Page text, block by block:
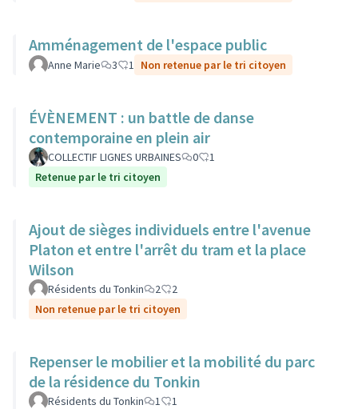
Amménagement de l'espace public
Anne Marie 3 1 Non retenue par le tri citoyen
ÉVÈNEMENT : un battle de danse
contemporaine en plein air
COLLECTIF LIGNES URBAINES 0
1
Retenue par le tri citoyen
Ajout de sièges individuels entre l'avenue
Platon et entre l'arrêt du tram et la place
Wilson
Résidents du Tonkin 2
2
Non retenue par le tri citoyen
Repenser le mobilier et la mobilité du parc
de la résidence du Tonkin
Résidents du Tonkin 1
1